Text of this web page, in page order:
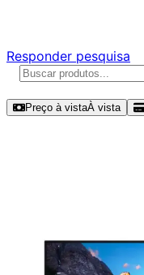
Responder pesquisa
Preço à vistaÀ vista